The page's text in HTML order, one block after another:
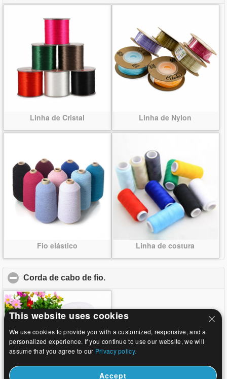
Linha de Cristal Linha de Nylon
Fio elástico Linha de costura
Corda de cabo de fio.
This website uses cookies
We use cookies to provide you with a customized, responsive, and a
personalized experience. If you continue to use our website, we will
assume that you agree to our Privacy policy.
Accept